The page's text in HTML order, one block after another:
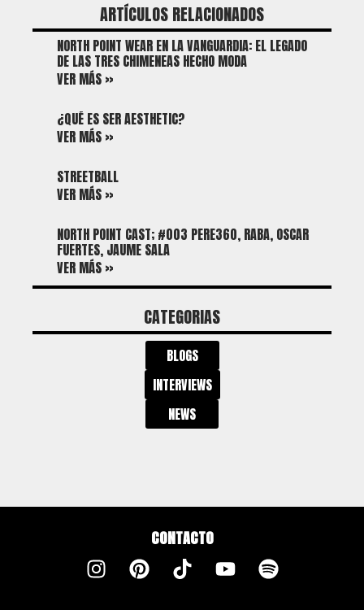
ARTÍCULOS RELACIONADOS
NORTH POINT WEAR EN LA VANGUARDIA: EL LEGADO
DE LAS TRES CHIMENEAS HECHO MODA
VER MÁS »
¿QUÉ ES SER AESTHETIC?
VER MÁS »
STREETBALL
VER MÁS »
NORTH POINT CAST; #003 PERE360, RABA, OSCAR
FUERTES, JAUME SALA
VER MÁS »
CATEGORIAS
BLOGS
INTERVIEWS
NEWS
CONTACTO